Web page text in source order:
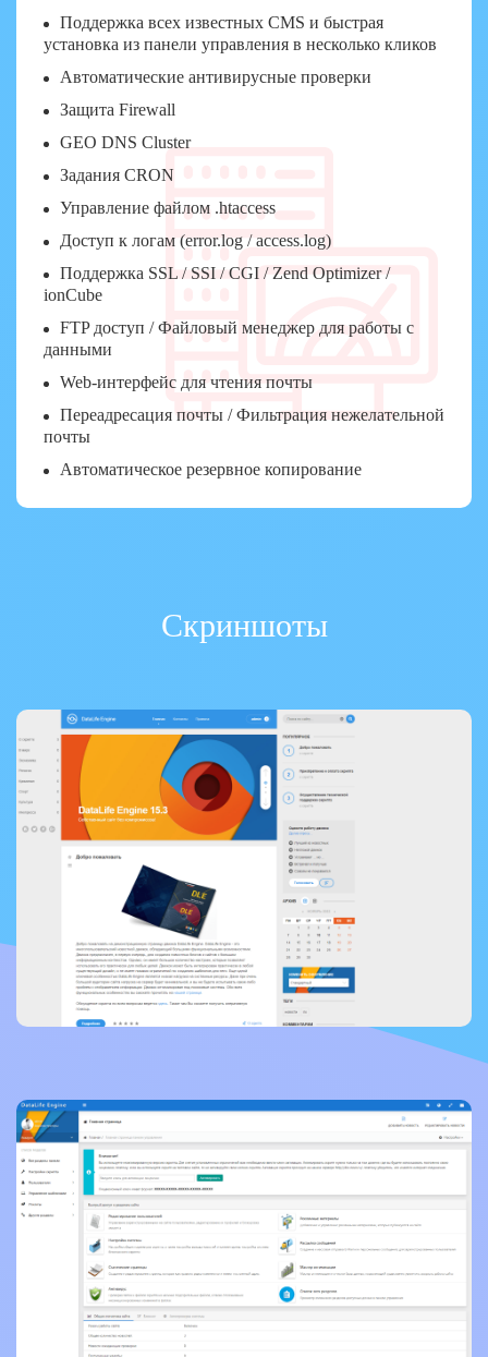
Поддержка всех известных CMS и быстрая
установка из панели управления в несколько кликов
Автоматические антивирусные проверки
Защита Firewall
GEO DNS Cluster
Задания CRON
Управление файлом .htaccess
Доступ к логам (error.log / access.log)
Поддержка SSL / SSI / CGI / Zend Optimizer /
ionCube
FTP доступ / Файловый менеджер для работы с
данными
Web-интерфейс для чтения почты
Переадресация почты / Фильтрация нежелательной
почты
Автоматическое резервное копирование
Скриншоты